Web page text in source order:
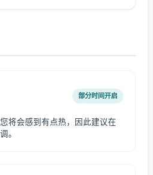
部分时间开启
将会感到有点热，因此建议在
。